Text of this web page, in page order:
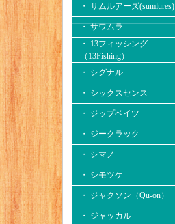
・ サムルアーズ(sumlures)
・ サワムラ
・ 13フィッシング
（13Fishing）
・ シグナル
・ シックスセンス
・ ジップベイツ
・ ジークラック
・ シマノ
・ シモツケ
・ ジャクソン（Qu-on）
・ ジャッカル